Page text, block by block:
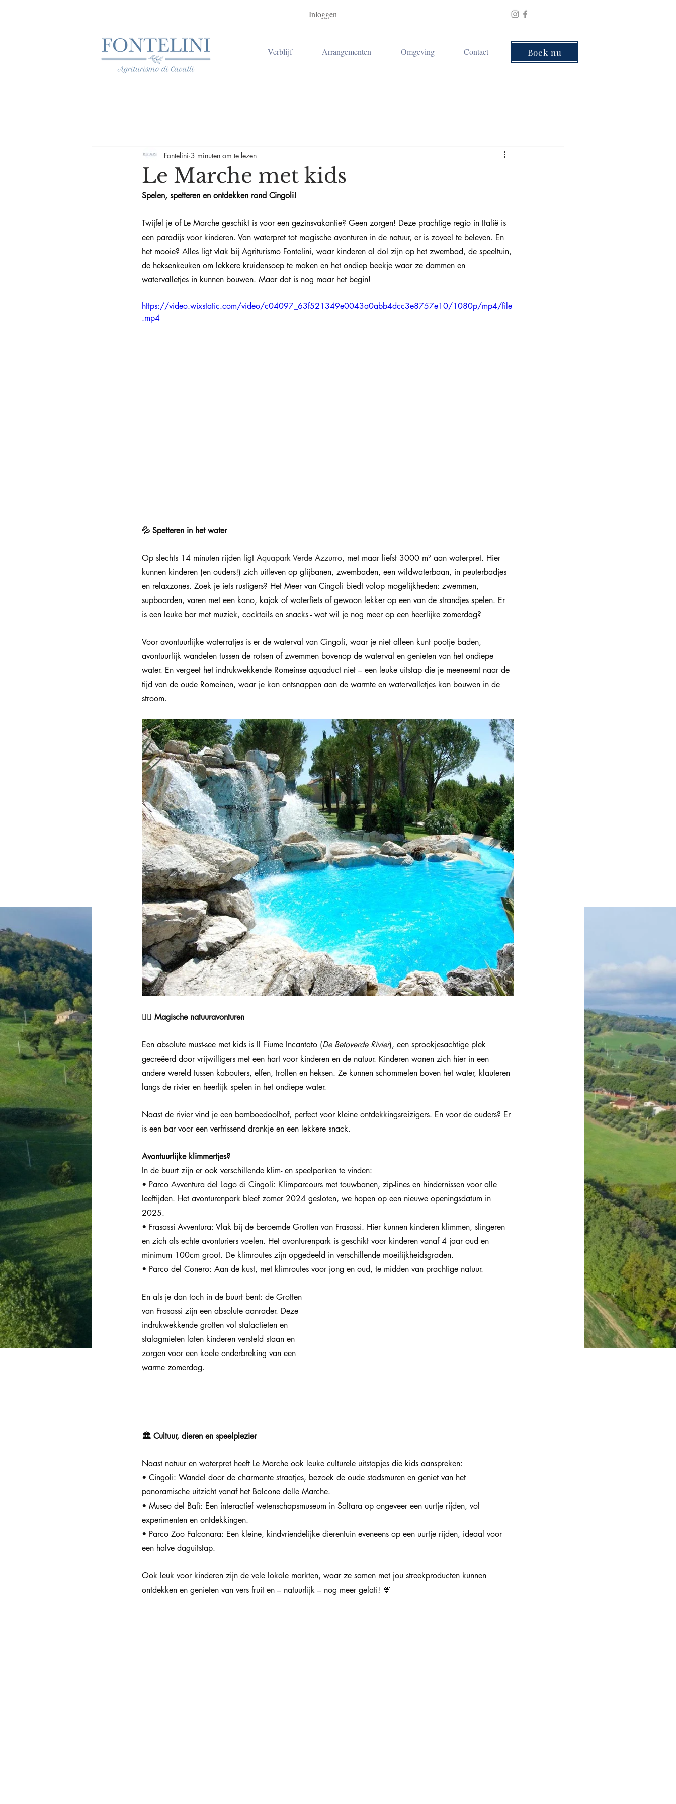
Inloggen
Verblijf Arrangementen Omgeving Contact Boek nu
Le Marche met kids
Fontelini 3 minuten om te lezen
Spelen, spetteren en ontdekken rond Cingoli!
Twijfel je of Le Marche geschikt is voor een gezinsvakantie? Geen zorgen! Deze prachtige regio in Italië is
een paradijs voor kinderen. Van waterpret tot magische avonturen in de natuur, er is zoveel te beleven. En
het mooie? Alles ligt vlak bij Agriturismo Fontelini, waar kinderen al dol zijn op het zwembad, de speeltuin,
de heksenkeuken om lekkere kruidensoep te maken en het ondiep beekje waar ze dammen en
watervalletjes in kunnen bouwen. Maar dat is nog maar het begin!
https://video.wixstatic.com/video/c04097_63f521349e0043a0abb4dcc3e8757e10/1080p/mp4/file
.mp4
💦 Spetteren in het water
Op slechts 14 minuten rijden ligt Aquapark Verde Azzurro, met maar liefst 3000 m² aan waterpret. Hier
kunnen kinderen (en ouders!) zich uitleven op glijbanen, zwembaden, een wildwaterbaan, in peuterbadjes
en relaxzones. Zoek je iets rustigers? Het Meer van Cingoli biedt volop mogelijkheden: zwemmen,
supboarden, varen met een kano, kajak of waterfiets of gewoon lekker op een van de strandjes spelen. Er
is een leuke bar met muziek, cocktails en snacks - wat wil je nog meer op een heerlijke zomerdag?
Voor avontuurlijke waterratjes is er de waterval van Cingoli, waar je niet alleen kunt pootje baden,
avontuurlijk wandelen tussen de rotsen of zwemmen bovenop de waterval en genieten van het ondiepe
water. En vergeet het indrukwekkende Romeinse aquaduct niet – een leuke uitstap die je meeneemt naar de
tijd van de oude Romeinen, waar je kan ontsnappen aan de warmte en watervalletjes kan bouwen in de
stroom.
🧙‍♀️ Magische natuuravonturen
Een absolute must-see met kids is Il Fiume Incantato (De Betoverde Rivier), een sprookjesachtige plek
gecreëerd door vrijwilligers met een hart voor kinderen en de natuur. Kinderen wanen zich hier in een
andere wereld tussen kabouters, elfen, trollen en heksen. Ze kunnen schommelen boven het water, klauteren
langs de rivier en heerlijk spelen in het ondiepe water.
Naast de rivier vind je een bamboedoolhof, perfect voor kleine ontdekkingsreizigers. En voor de ouders? Er
is een bar voor een verfrissend drankje en een lekkere snack.
Avontuurlijke klimmertjes?
In de buurt zijn er ook verschillende klim- en speelparken te vinden:
• Parco Avventura del Lago di Cingoli: Klimparcours met touwbanen, zip-lines en hindernissen voor alle
leeftijden. Het avonturenpark bleef zomer 2024 gesloten, we hopen op een nieuwe openingsdatum in
2025.
• Frasassi Avventura: Vlak bij de beroemde Grotten van Frasassi. Hier kunnen kinderen klimmen, slingeren
en zich als echte avonturiers voelen. Het avonturenpark is geschikt voor kinderen vanaf 4 jaar oud en
minimum 100cm groot. De klimroutes zijn opgedeeld in verschillende moeilijkheidsgraden.
• Parco del Conero: Aan de kust, met klimroutes voor jong en oud, te midden van prachtige natuur.
En als je dan toch in de buurt bent: de Grotten
van Frasassi zijn een absolute aanrader. Deze
indrukwekkende grotten vol stalactieten en
stalagmieten laten kinderen versteld staan en
zorgen voor een koele onderbreking van een
warme zomerdag.
🏛️ Cultuur, dieren en speelplezier
Naast natuur en waterpret heeft Le Marche ook leuke culturele uitstapjes die kids aanspreken:
• Cingoli: Wandel door de charmante straatjes, bezoek de oude stadsmuren en geniet van het
panoramische uitzicht vanaf het Balcone delle Marche.
• Museo del Balì: Een interactief wetenschapsmuseum in Saltara op ongeveer een uurtje rijden, vol
experimenten en ontdekkingen.
• Parco Zoo Falconara: Een kleine, kindvriendelijke dierentuin eveneens op een uurtje rijden, ideaal voor
een halve daguitstap.
Ook leuk voor kinderen zijn de vele lokale markten, waar ze samen met jou streekproducten kunnen
ontdekken en genieten van vers fruit en – natuurlijk – nog meer gelati! 🍨